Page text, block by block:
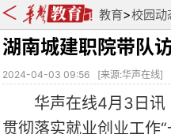
教育>校园动
湖南城建职院带队
2024-04-03 09:56 [来源:华声在线]
华声在线4月3日讯
贯彻落实就业创业工作